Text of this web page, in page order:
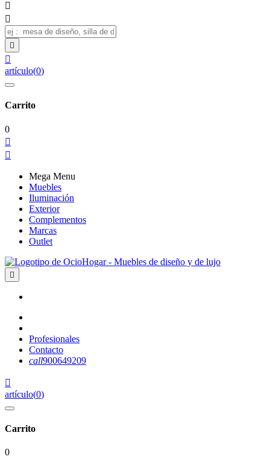




artículo(0)
Carrito
0


Mega Menu
Muebles
Iluminación
Exterior
Complementos
Marcas
Outlet

Profesionales
Contacto
call900649209

artículo(0)
Carrito
0